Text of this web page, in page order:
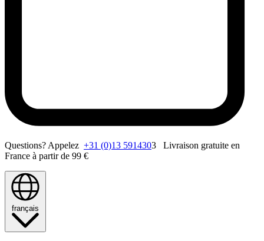
Questions? Appelez +31 (0)13 5914303 Livraison gratuite en
France à partir de 99 €
français